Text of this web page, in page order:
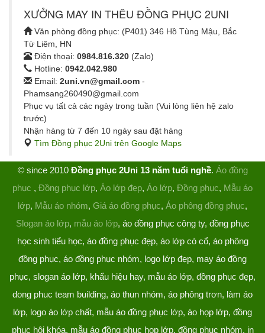
XƯỞNG MAY IN THÊU ĐỒNG PHỤC 2UNI
Văn phòng đồng phục: (P401) 346 Hồ Tùng Mậu, Bắc
Từ Liêm, HN
Điện thoại: 0984.816.320 (Zalo)
Hotline: 0942.042.980
Email: 2uni.vn@gmail.com -
Phamsang260490@gmail.com
Phục vụ tất cả các ngày trong tuần (Vui lòng liên hệ zalo
trước)
Nhận hàng từ 7 đến 10 ngày sau đặt hàng
Tìm Đồng phục 2Uni trên Google Maps
© since 2010 Đồng phục 2Uni 13 năm tuổi nghề. Áo đồng
phục , Đồng phục lớp, Áo lớp đẹp, Áo lớp, Đồng phục, Mẫu áo
lớp, Mẫu áo nhóm, Giá áo đồng phục, Áo phông đồng phục,
Slogan áo lớp, mẫu áo lớp, áo đồng phục công ty, đồng phục
học sinh tiểu học, áo đồng phục đẹp, áo lớp có cổ, áo phông
đồng phục, áo đồng phục nhóm, logo lớp đẹp, may áo đồng
phục, slogan áo lớp, khẩu hiệu hay, mẫu áo lớp, đồng phục đẹp,
dong phuc team building, áo thun nhóm, áo phông trơn, làm áo
lớp, logo áo lớp chất, mẫu áo đồng phục lớp, áo họp lớp, đồng
phục hội khóa, mẫu áo đồng phục họp lớp, đồng phục nhóm, in